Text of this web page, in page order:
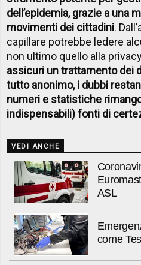
dell’epidemia, grazie a una
movimenti dei cittadini.
capillare potrebbe ledere
non ultimo quello alla
assicuri un trattamento dei
tutto anonimo, i dubbi
numeri e statistiche
indispensabili) fonti di
VEDI ANCHE
ASL
come